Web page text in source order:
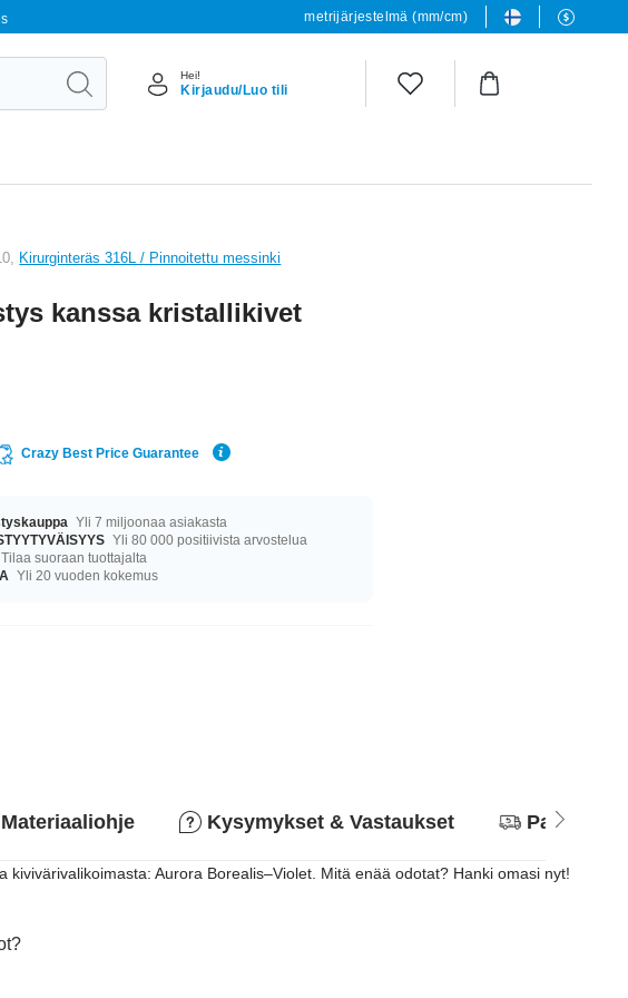
metrijärjestelmä (mm/cm)
Hei!
Kirjaudu/Luo tili
Kirurginteräs 316L / Pinnoitettu messinki
kanssa kristallikivet
Crazy Best Price Guarantee
Yli 7 miljoonaa asiakasta
Yli 80 000 positiivista arvostelua
Tilaa suoraan tuottajalta
Yli 20 vuoden kokemus
Materiaaliohje Kysymykset & Vastaukset
Aurora Borealis–Violet. Mitä enää odotat? Hanki omasi nyt!